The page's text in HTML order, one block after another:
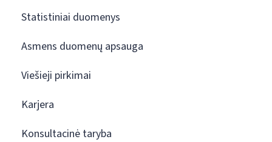
Statistiniai duomenys
Asmens duomenų apsauga
Viešieji pirkimai
Karjera
Konsultacinė taryba